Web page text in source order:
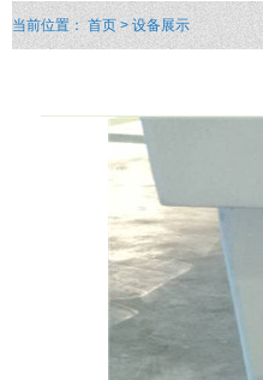
当前位置： 首页> 设备展示